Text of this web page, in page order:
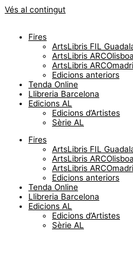
Vés al contingut
Fires
ArtsLibris FIL
ArtsLibris
ArtsLibris
Edicions anteriors
Tenda Online
Llibreria Barcelona
Edicions AL
Edicions d’Artistes
Sèrie AL
Fires
ArtsLibris FIL
ArtsLibris
ArtsLibris
Edicions anteriors
Tenda Online
Llibreria Barcelona
Edicions AL
Edicions d’Artistes
Sèrie AL